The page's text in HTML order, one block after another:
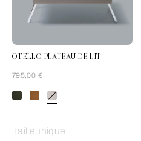
OTELLO PLATEAU DE LIT
795,00 €
Tailleunique